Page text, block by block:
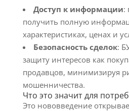
Доступ к информации:
получить полную
характеристиках, ценах и
Безопасность сделок:
защиту интересов как
продавцов, минимизируя
мошенничества.
Что это значит для
Это нововведение